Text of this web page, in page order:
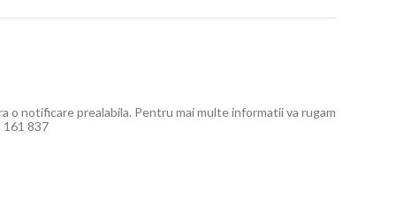
o notificare prealabila. Pentru mai multe informatii va rugam
161 837